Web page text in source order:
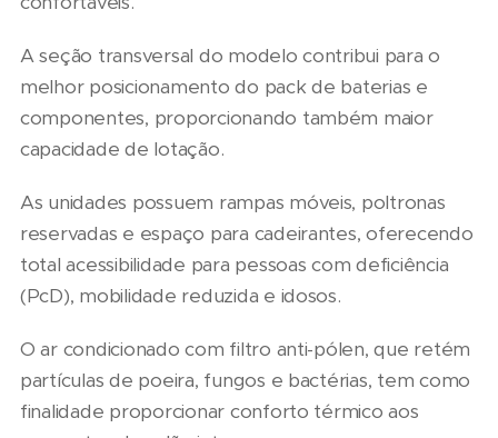
A seção transversal do modelo contribui para o
melhor posicionamento do pack de baterias e
componentes, proporcionando também maior
capacidade de lotação.
As unidades possuem rampas móveis, poltronas
reservadas e espaço para cadeirantes, oferecendo
total acessibilidade para pessoas com deficiência
(PcD), mobilidade reduzida e idosos.
O ar condicionado com filtro anti-pólen, que retém
partículas de poeira, fungos e bactérias, tem como
finalidade proporcionar conforto térmico aos